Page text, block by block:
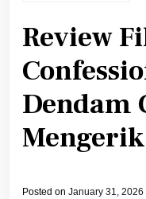
Review
Dendam
Posted on January 31, 2026